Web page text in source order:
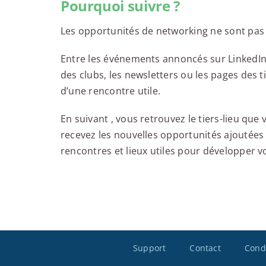
Pourquoi suivre ?
Les opportunités de networking ne sont
Entre les événements annoncés sur
des clubs, les newsletters ou les pages des
d’une rencontre utile.
En suivant , vous retrouvez le tiers-lieu que
recevez les nouvelles opportunités
rencontres et lieux utiles pour développer
Support Contact